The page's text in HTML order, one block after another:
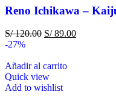
Reno Ichikawa –
S/120.00 S/89.00
-27%
Añadir al carrito
Quick view
Add to wishlist